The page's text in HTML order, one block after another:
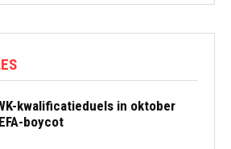
kwalificatieduels in oktober
boycot